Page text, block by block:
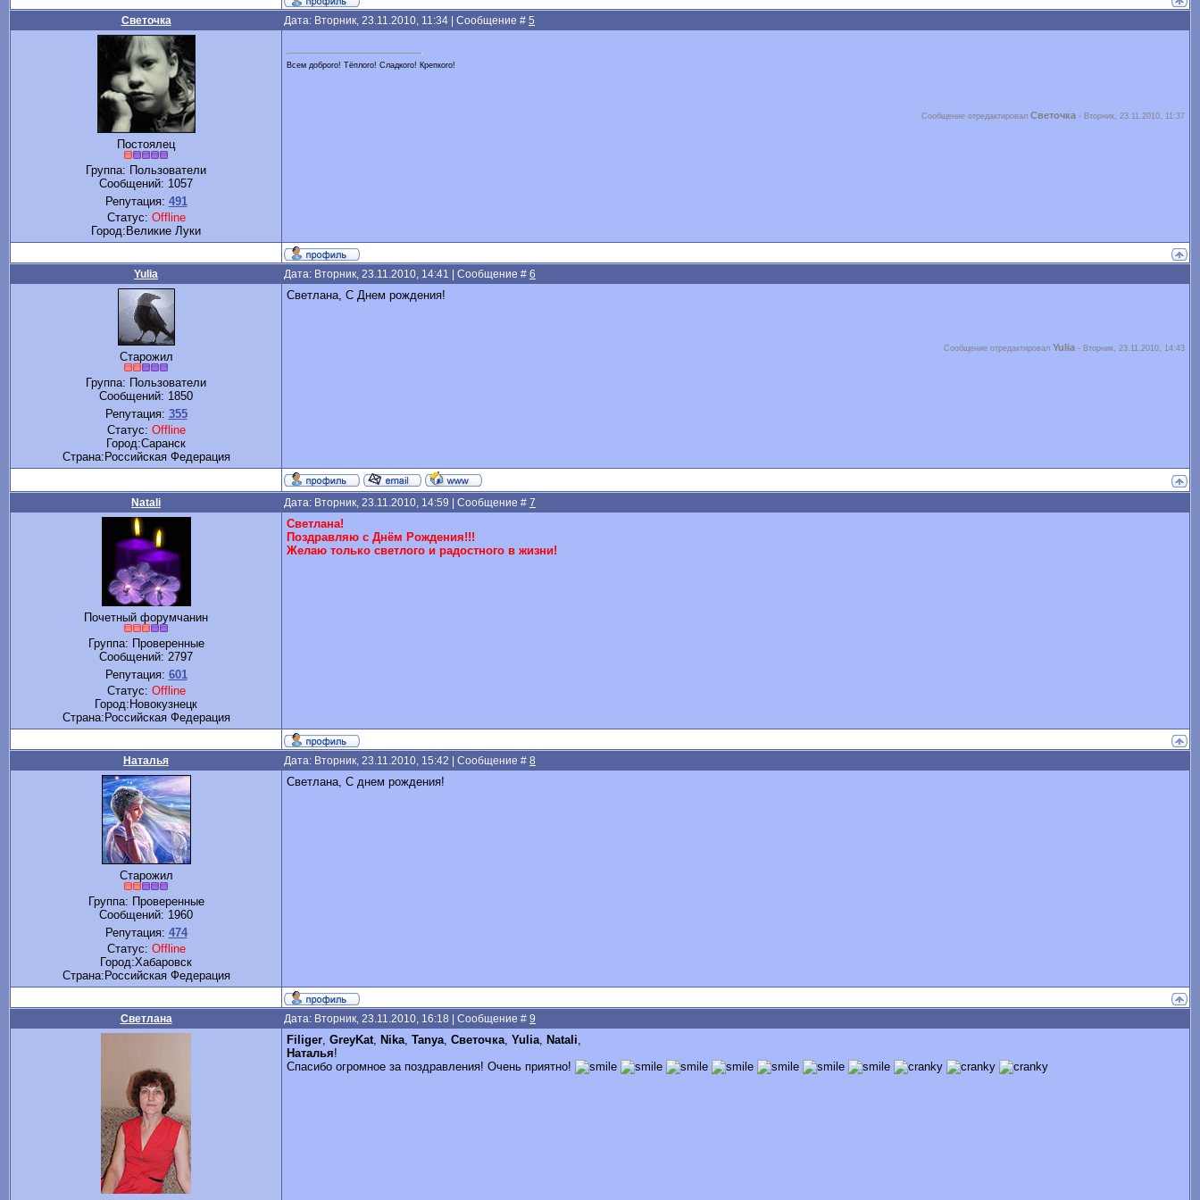
Светочка Дата: Вторник, 23.11.2010, 11:34 | Сообщение # 5
Постоялец
Группа: Пользователи
Сообщений: 1057
Репутация: 491
Статус: Offline
Город:Великие Луки
Всем доброго! Тёплого! Сладкого! Крепкого!
Сообщение отредактировал Светочка - Вторник, 23.11.2010, 11:37
Yulia Дата: Вторник, 23.11.2010, 14:41 | Сообщение # 6
Старожил
Группа: Пользователи
Сообщений: 1850
Репутация: 355
Статус: Offline
Город:Саранск
Cтрана:Российская Федерация
Светлана, С Днем рождения!
Сообщение отредактировал Yulia - Вторник, 23.11.2010, 14:43
Natali Дата: Вторник, 23.11.2010, 14:59 | Сообщение # 7
Почетный форумчанин
Группа: Проверенные
Сообщений: 2797
Репутация: 601
Статус: Offline
Город:Новокузнецк
Cтрана:Российская Федерация
Светлана!
Поздравляю с Днём Рождения!!!
Желаю только светлого и радостного в жизни!
Наталья Дата: Вторник, 23.11.2010, 15:42 | Сообщение # 8
Старожил
Группа: Проверенные
Сообщений: 1960
Репутация: 474
Статус: Offline
Город:Хабаровск
Cтрана:Российская Федерация
Светлана, С днем рождения!
Светлана Дата: Вторник, 23.11.2010, 16:18 | Сообщение # 9
Filiger GreyKat, Nika Tanya Светочка Yulia Natali
Наталья!
Спасибо огромное за поздравления! Очень приятно!